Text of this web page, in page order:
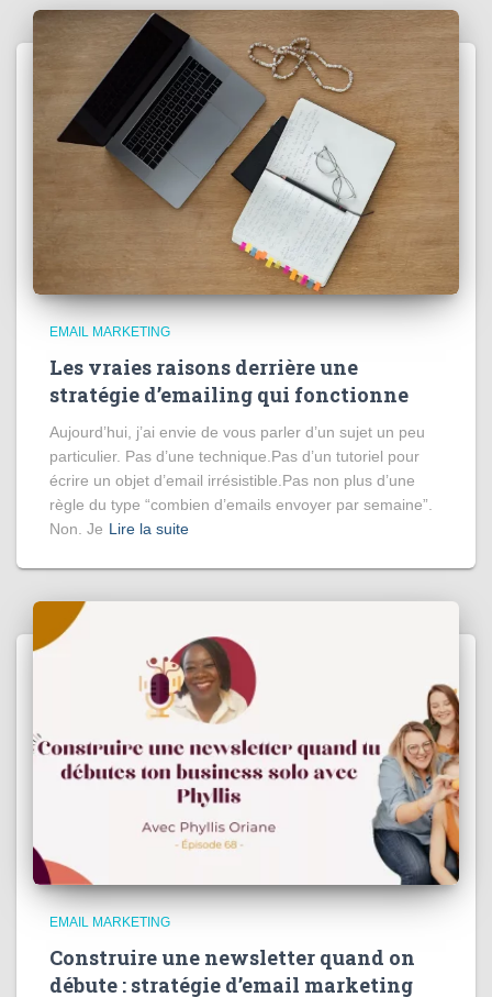
EMAIL MARKETING
Les vraies raisons derrière une
stratégie d’emailing qui fonctionne
Aujourd’hui, j’ai envie de vous parler d’un sujet un peu
particulier. Pas d’une technique.Pas d’un tutoriel pour
écrire un objet d’email irrésistible.Pas non plus d’une
règle du type “combien d’emails envoyer par semaine”.
Non. Je Lire la suite
EMAIL MARKETING
Construire une newsletter quand on
débute : stratégie d’email marketing